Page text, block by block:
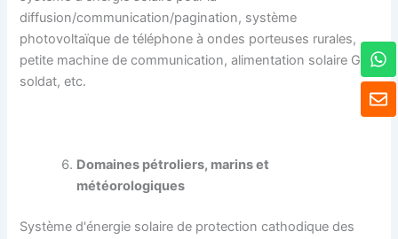
diffusion/communication/pagination, système
photovoltaïque de téléphone à ondes porteuses rurales,
petite machine de communication, alimentation solaire GPS
soldat, etc.
Domaines pétroliers, marins et
météorologiques
Système d'énergie solaire de protection cathodique des
E
n
W
h
a
t
s